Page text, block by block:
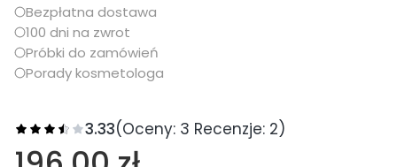
Bezpłatna dostawa
100 dni na zwrot
Próbki do zamówień
Porady kosmetologa
3.33(Oceny: 3 Recenzje: 2)